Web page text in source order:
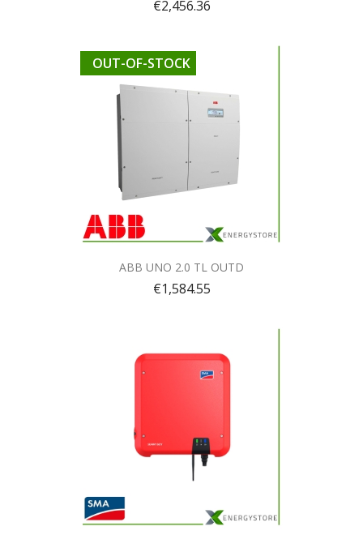
€2,456.36
Quick view
ABB UNO 2.0 TL OUTD
€1,584.55
OUT-OF-STOCK